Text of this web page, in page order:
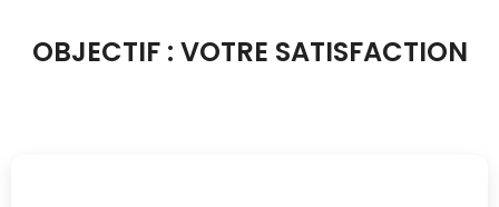
OBJECTIF : VOTRE SATISFACTION